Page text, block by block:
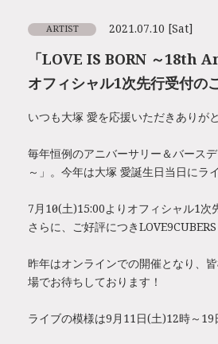
2021.07.10 [Sat]
ARTIST
「LOVE IS BORN ～18th
オフィシャル1次先行受付の
いつも大塚 愛を応援いただきありが
毎年恒例のアニバーサリー＆バース
～」。今年は大塚 愛誕生日当日にラ
7月10日(土)15:00よりオフィシャル1次
さらに、ご好評につき
昨年はオンラインでの開催となり、
場でお待ちしております！
ライブの模様は9月11日(土)12時～